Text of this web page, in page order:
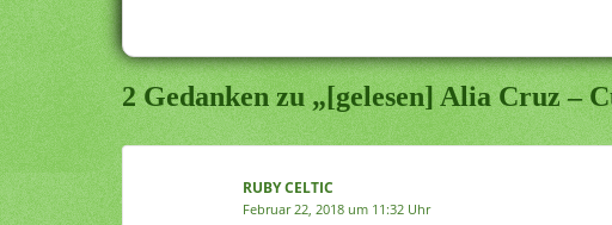
2 Gedanken zu „[gelesen] Alia Cruz –
RUBY CELTIC
Februar 22, 2018 um 11:32 Uhr